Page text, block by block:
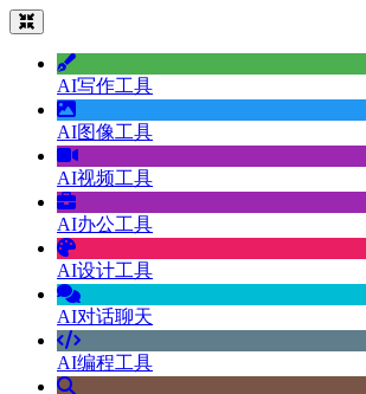
AI写作工具
AI图像工具
AI视频工具
AI办公工具
AI设计工具
AI对话聊天
AI编程工具